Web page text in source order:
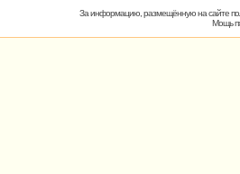
За информацию, размещённую на сайте
Мощь